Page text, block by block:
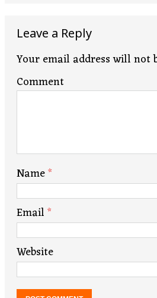
Leave a Reply
Your email address will not
Comment
Name*
Email*
Website